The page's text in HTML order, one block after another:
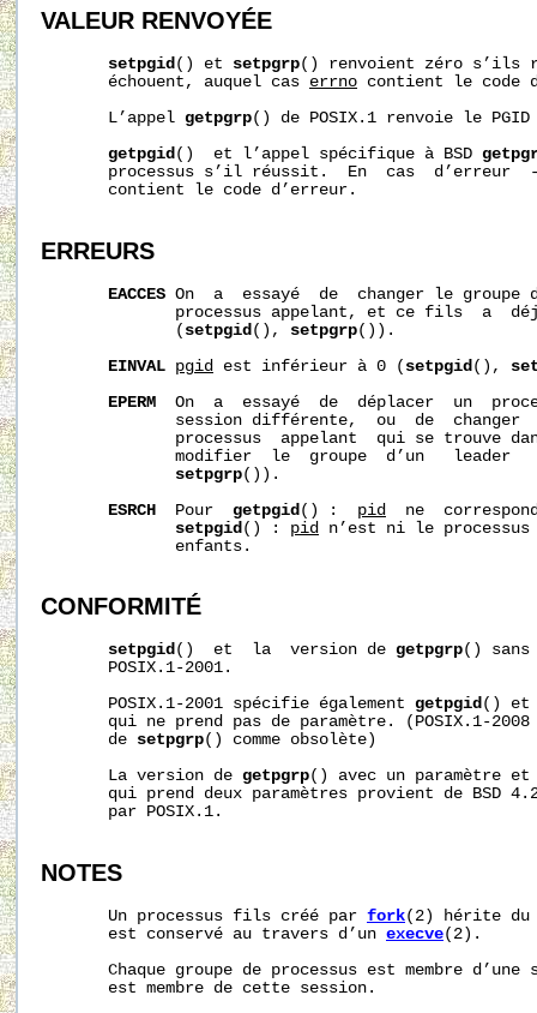
VALEUR RENVOYÉE
setpgid () et setpgrp() renvoient zéro s’ils
       échouent, auquel cas
errno contient le code
       L’appel
getpgrp() de POSIX.1 renvoie le
getpgid ()  et l’appel spécifique à BSD
processus s’il réussit.  En  cas  d’erreur
       contient le code d’erreur.
ERREURS
EACCES On  a  essayé  de  changer le groupe
processus appelant, et ce fils  a
              (
setpgid (), setpgrp()).
EINVAL pgid est inférieur à 0 ( setpgid (),
EPERM
On  a  essayé  de  déplacer  un
session différente,  ou  de  changer
processus  appelant  qui se trouve
modifier  le  groupe  d’un   leader
setpgrp()).
ESRCH
  Pour
getpgid () : pid
ne
setpgid () : pid
n’est ni le
              enfants.
CONFORMITÉ
setpgid()  et  la  version de getpgrp() sans
       POSIX.1-2001.
       POSIX.1-2001 spécifie également
getpgid() et
qui ne prend pas de paramètre. (POSIX.1-
       de
setpgrp() comme obsolète)
       La version de
getpgrp() avec un paramètre
qui prend deux paramètres provient de BSD
       par POSIX.1.
NOTES
       Un processus fils créé par
fork(2) hérite du
       est conservé au travers d’un
execve(2).
Chaque groupe de processus est membre d’une
       est membre de cette session.